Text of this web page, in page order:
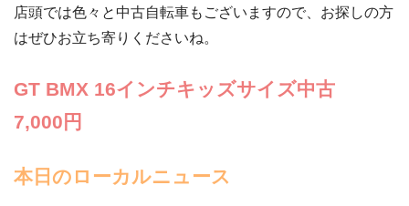
店頭では色々と中古自転車もございますので、お探しの方
はぜひお立ち寄りくださいね。
GT BMX 16インチキッズサイズ中古
7,000円
本日のローカルニュース